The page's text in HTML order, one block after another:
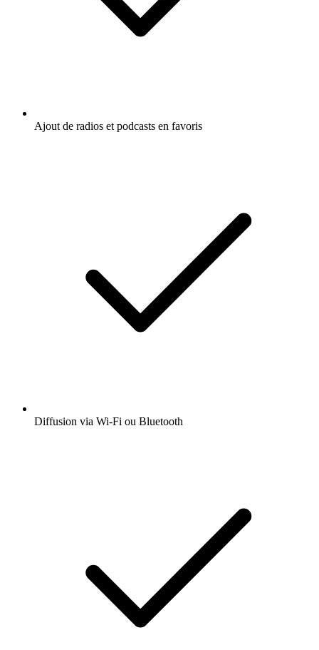
Ajout de radios et podcasts en favoris
Diffusion via Wi-Fi ou Bluetooth